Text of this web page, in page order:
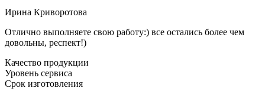
Ирина Криворотова
Отлично выполняете свою работу:) все остались более чем
довольны, респект!)
Качество продукции
Уровень сервиса
Срок изготовления